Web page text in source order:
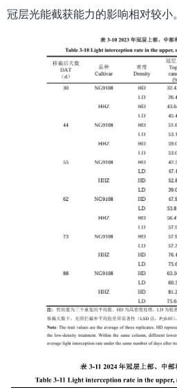
冠层光能截获能力的影响相对较小。